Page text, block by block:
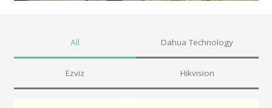
All Dahua Technology
Ezviz Hikvision